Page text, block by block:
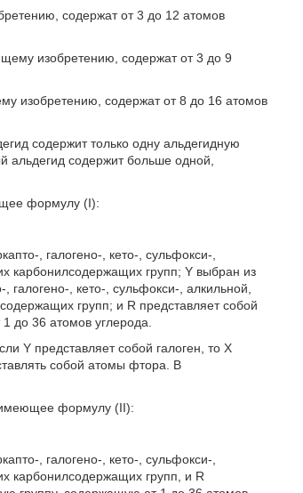
содержат от 3 до 12 атомов
изобретению, содержат от 3 до 9
изобретению, содержат от 8 до 16 атомов
содержит только одну альдегидную
содержит больше одной,
формулу (I):
, галогено-, кето-, сульфокси-,
карбонилсодержащих групп; Y выбран из
галогено-, кето-, сульфокси-, алкильной,
групп; и R представляет собой
до 36 атомов углерода.
Y представляет собой галоген, то X
собой атомы фтора. В
имеющее формулу (II):
, галогено-, кето-, сульфокси-,
карбонилсодержащих групп, и R